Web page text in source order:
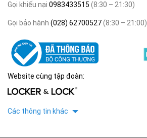
Gọi khiếu nại 0983433515 (8:30 – 21:30)
Gọi bảo hành (028) 62700527(8:30 – 21:00)
Website cùng tập đoàn:
Các thông tin khác